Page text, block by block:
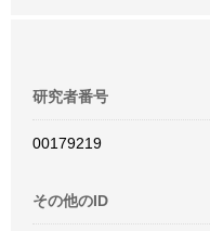
研究者番号
00179219
その他のID